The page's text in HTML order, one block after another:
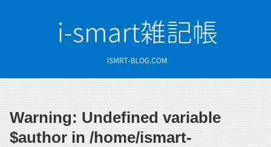
Warning: Undefined variable
$author in /home/ismart-